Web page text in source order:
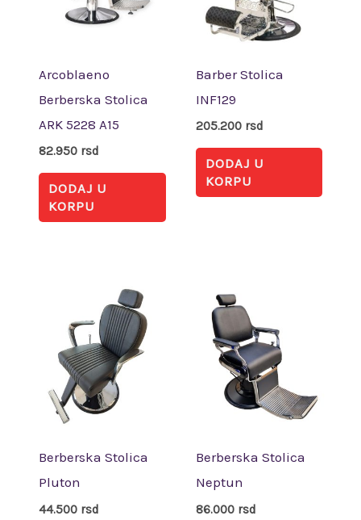
Arcoblaeno
Berberska Stolica
ARK 5228 A15
82.950 rsd
DODAJ U
KORPU
Barber Stolica
INF129
205.200 rsd
DODAJ U
KORPU
Berberska Stolica
Pluton
44.500 rsd
Berberska Stolica
Neptun
86.000 rsd